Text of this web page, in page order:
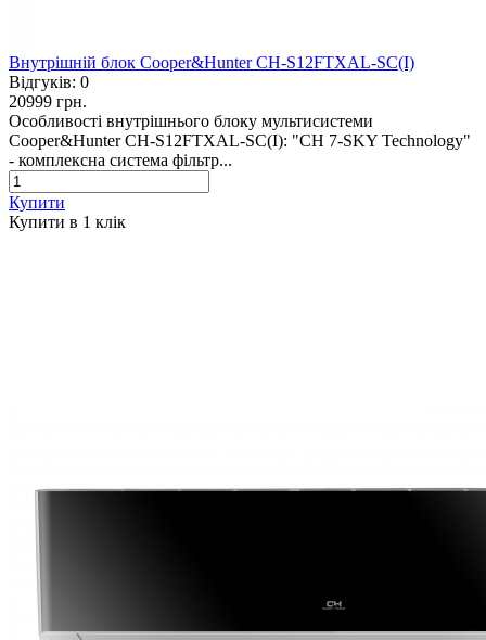
Внутрішній блок Cooper&Hunter CH-S12FTXAL-SC(I)
Відгуків: 0
20999 грн.
Особливості внутрішнього блоку мультисистеми
Cooper&Hunter CH-S12FTXAL-SC(I): "CH 7-SKY Technology"
- комплексна система фільтр...
Купити
Купити в 1 клiк